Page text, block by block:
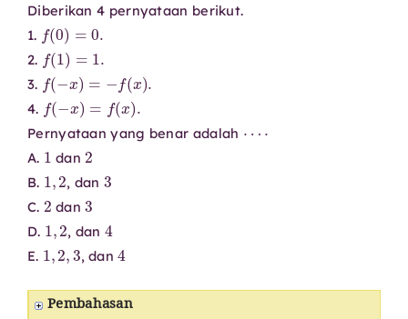
Diberikan 4 pernyataan berikut.
1.
f(0) 0.
2.
f(1)
3.
f(− x = ).
4.
f(− )= ).
Pernyataan yang benar adalah
A.
1
dan
2
B.
1 2
, dan
3
C.
2
dan
3
D.
1 2
, dan
4
E.
1 2 3
, dan
4
Pembahasan